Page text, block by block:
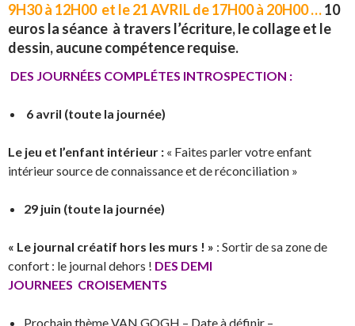
9H30 à 12H00 et le 21 AVRIL de 17H00 à 20H00 …10
euros la séance à travers l’écriture, le collage et le
dessin, aucune compétence requise.
DES JOURNÉES COMPLÉTES INTROSPECTION :
6 avril (toute la journée)
Le jeu et l’enfant intérieur : « Faites parler votre enfant
intérieur source de connaissance et de réconciliation »
29 juin (toute la journée)
« Le journal créatif hors les murs ! » : Sortir de sa zone de
confort : le journal dehors ! DES DEMI
JOURNEES CROISEMENTS
Prochain thème VAN GOGH – Date à définir –